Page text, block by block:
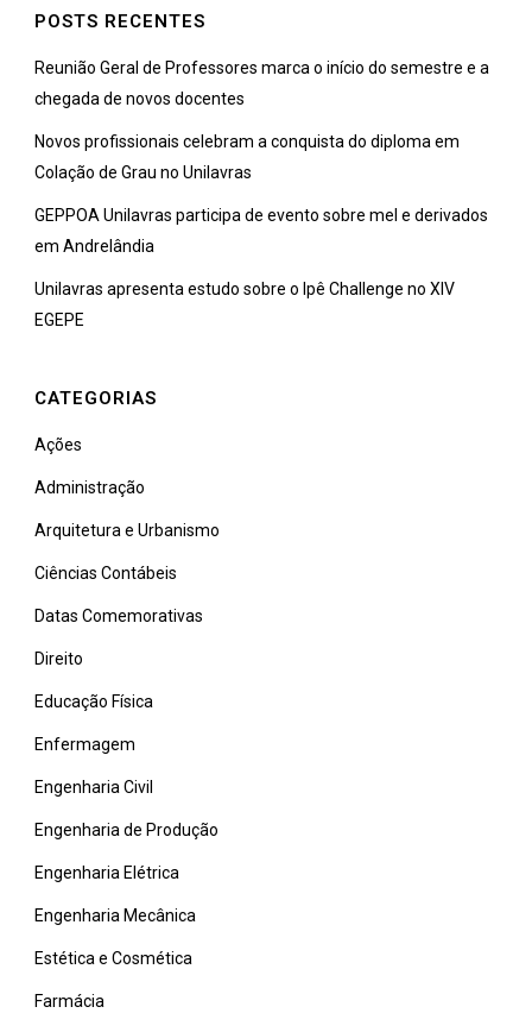
POSTS RECENTES
Reunião Geral de Professores marca o início do semestre e a
chegada de novos docentes
Novos profissionais celebram a conquista do diploma em
Colação de Grau no Unilavras
GEPPOA Unilavras participa de evento sobre mel e derivados
em Andrelândia
Unilavras apresenta estudo sobre o Ipê Challenge no XIV
EGEPE
CATEGORIAS
Ações
Administração
Arquitetura e Urbanismo
Ciências Contábeis
Datas Comemorativas
Direito
Educação Física
Enfermagem
Engenharia Civil
Engenharia de Produção
Engenharia Elétrica
Engenharia Mecânica
Estética e Cosmética
Farmácia